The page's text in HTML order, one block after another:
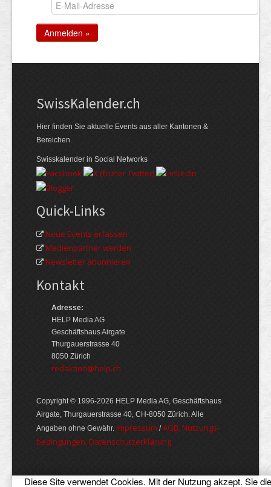
Swiss­Kalender.ch
Hier finden Sie aktuelle Events aus aller Kantonen &
Bereichen.
Swisskalender in Social Networks
Quick-Links
Neue Events erfassen
Medienpartner werden
Newsletter abonnieren
Kontakt
Adresse:
HELP Media AG
Geschäftshaus Airgate
Thurgauerstrasse 40
8050 Zürich
redaktion@help.ch
Copyright © 1996-2026 HELP Media AG, Geschäftshaus
Airgate, Thurgauer­strasse 40, CH-8050 Zürich. Alle
Angaben ohne Gewähr. Im­pres­sum /AGB, Nut­zungs­
bedin­gungen, Daten­schutz­er­klärung
Diese Site verwendet Cookies. Mit der Nutzung akzept. Sie die